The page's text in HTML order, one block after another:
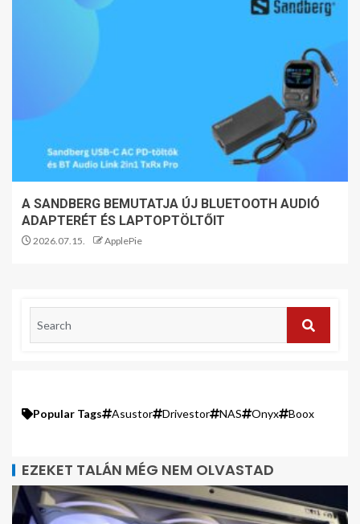
A SANDBERG BEMUTATJA ÚJ BLUETOOTH AUDIÓ
ADAPTERÉT ÉS LAPTOPTÖLTŐIT
2026.07.15. ApplePie
Popular Tags Asustor Drivestor NAS Onyx Boox
EZEKET TALÁN MÉG NEM OLVASTAD